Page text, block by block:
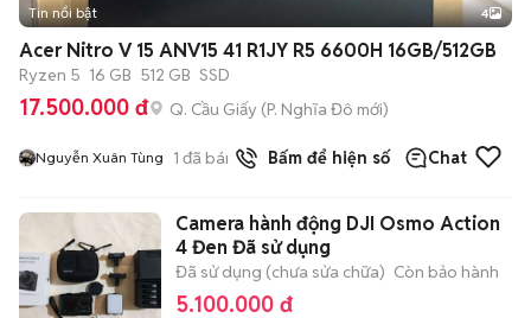
Tin nổi bật 4
Acer Nitro V 15 ANV15 41 R1JY R5 6600H 16GB/512GB
Ryzen 5 16 GB 512 GB SSD
17.500.000 đ Q. Cầu Giấy (P. Nghĩa Đô mới)
Nguyễn Xuân Tùng 1 đã bán Bấm để hiện số Chat
Camera hành động DJI Osmo Action
4 Đen Đã sử dụng
Đã sử dụng (chưa sửa chữa) Còn bảo hành
5.100.000 đ